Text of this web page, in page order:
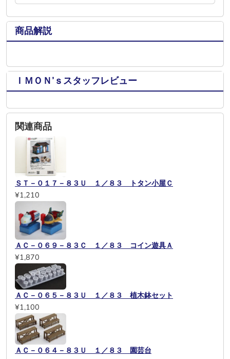
商品解説
ＩＭＯＮ’ｓスタッフレビュー
関連商品
ＳＴ－０１７－８３Ｕ １／８３ トタン小屋Ｃ
¥1,210
ＡＣ－０６９－８３Ｃ １／８３ コイン遊具Ａ
¥1,870
ＡＣ－０６５－８３Ｕ １／８３ 植木鉢セット
¥1,100
ＡＣ－０６４－８３Ｕ １／８３ 園芸台